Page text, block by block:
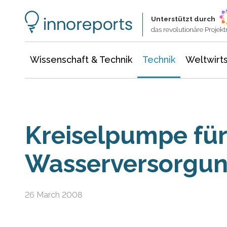
Unterstützt durch
das revolutionäre
Wissenschaft & Technik Technik
Kreiselpumpe
26 March 2008